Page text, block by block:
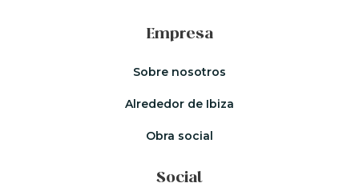
Empresa
Sobre nosotros
Alrededor de Ibiza
Obra social
Social